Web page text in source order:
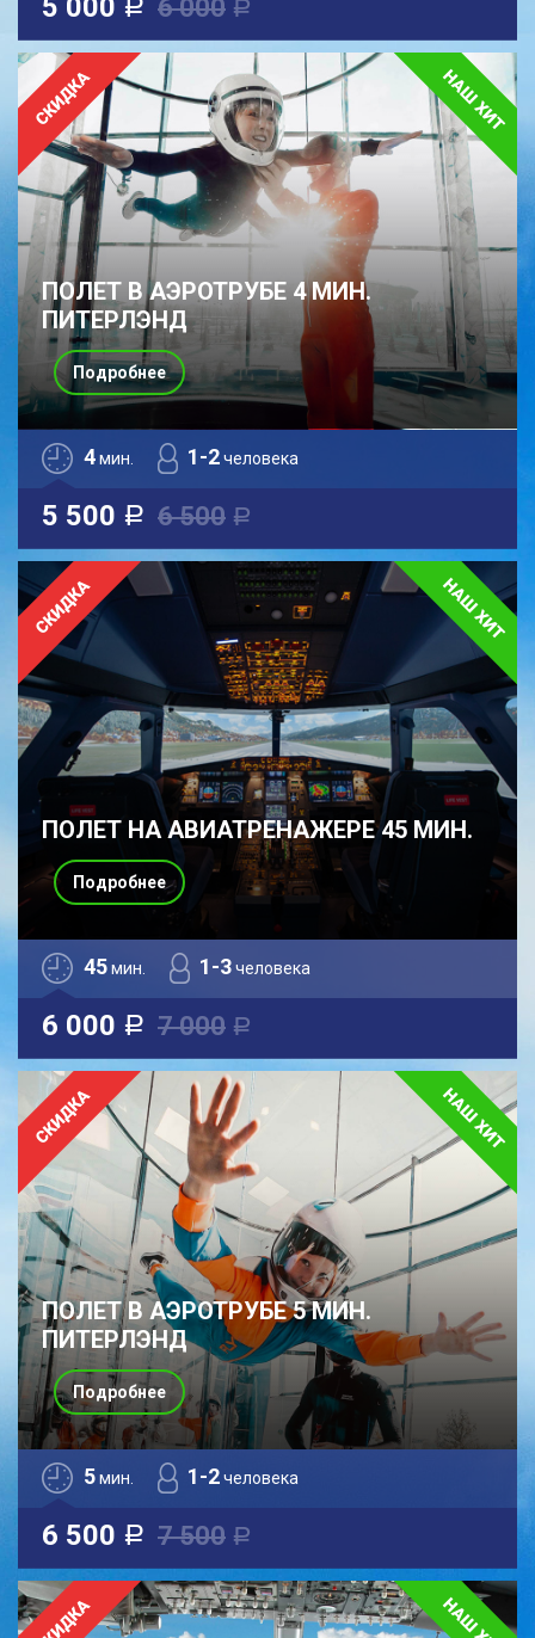
5 000 a 6 000 a
ПОЛЕТ В АЭРОТРУБЕ 4 МИН.
ПИТЕРЛЭНД
4мин. 1-2человека
5 500 a 6 500 a
Подробнее
ПОЛЕТ НА АВИАТРЕНАЖЕРЕ 45 МИН.
45мин. 1-3человека
6 000 a 7 000 a
Подробнее
ПОЛЕТ В АЭРОТРУБЕ 5 МИН.
ПИТЕРЛЭНД
5мин. 1-2человека
6 500 a 7 500 a
Подробнее